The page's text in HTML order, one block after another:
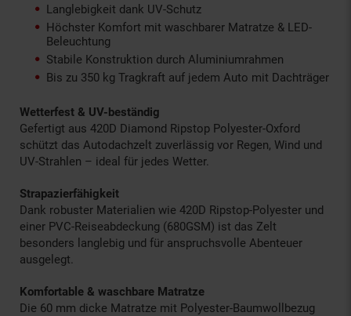
Langlebigkeit dank UV-Schutz
Höchster Komfort mit waschbarer Matratze & LED-
Beleuchtung
Stabile Konstruktion durch Aluminiumrahmen
Bis zu 350 kg Tragkraft auf jedem Auto mit Dachträger
Wetterfest & UV-beständig
Gefertigt aus 420D Diamond Ripstop Polyester-Oxford
schützt das Autodachzelt zuverlässig vor Regen, Wind und
UV-Strahlen – ideal für jedes Wetter.
Strapazierfähigkeit
Dank robuster Materialien wie 420D Ripstop-Polyester und
einer PVC-Reiseabdeckung (680GSM) ist das Zelt
besonders langlebig und für anspruchsvolle Abenteuer
ausgelegt.
Komfortable & waschbare Matratze
Die 60 mm dicke Matratze mit Polyester-Baumwollbezug